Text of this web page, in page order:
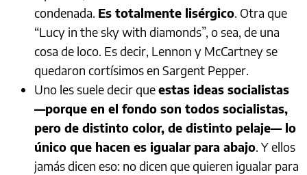
condenada. Es totalmente lisérgico. Otra que
“Lucy in the sky with diamonds”, o sea, de una
cosa de loco. Es decir, Lennon y McCartney se
quedaron cortísimos en Sargent Pepper.
Uno les suele decir queestas ideas socialistas
—porque en el fondo son todos socialistas,
pero de distinto color, de distinto pelaje— lo
único que hacen es igualar para abajo. Y ellos
jamás dicen eso: no dicen que quieren igualar para